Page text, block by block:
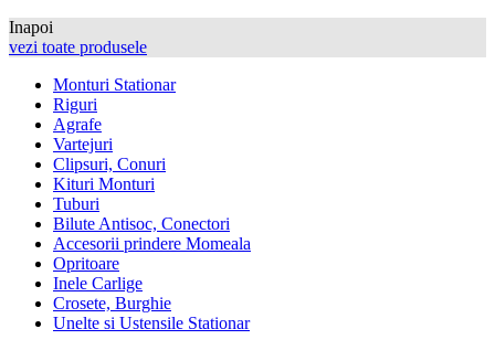
Inapoi
vezi toate produsele
Monturi Stationar
Riguri
Agrafe
Vartejuri
Clipsuri, Conuri
Kituri Monturi
Tuburi
Bilute Antisoc, Conectori
Accesorii prindere Momeala
Opritoare
Inele Carlige
Crosete, Burghie
Unelte si Ustensile Stationar